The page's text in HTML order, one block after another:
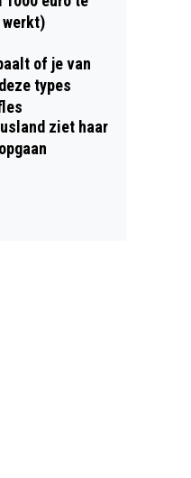
werkt)
of je van
types
ziet haar